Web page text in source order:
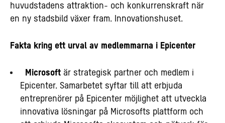
huvudstadens attraktion- och konkurrenskraft när
en ny stadsbild växer fram. Innovationshuset.
Fakta kring ett urval av medlemmarna i Epicenter
Microsoft är strategisk partner och medlem i
Epicenter. Samarbetet syftar till att erbjuda
entreprenörer på Epicenter möjlighet att utveckla
innovativa lösningar på Microsofts plattform och